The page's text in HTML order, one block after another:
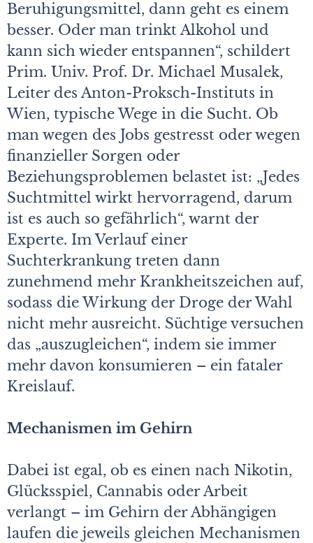
Beruhigungsmittel, dann geht es einem
besser. Oder man trinkt Alkohol und
kann sich wieder entspannen“, schildert
Prim. Univ. Prof. Dr. Michael Musalek,
Leiter des Anton-Proksch-Instituts in
Wien, typische Wege in die Sucht. Ob
man wegen des Jobs gestresst oder wegen
finanzieller Sorgen oder
Beziehungsproblemen belastet ist: „Jedes
Suchtmittel wirkt hervorragend, darum
ist es auch so gefährlich“, warnt der
Experte. Im Verlauf einer
Suchterkrankung treten dann
zunehmend mehr Krankheitszeichen auf,
sodass die Wirkung der Droge der Wahl
nicht mehr ausreicht. Süchtige versuchen
das „auszugleichen“, indem sie immer
mehr davon konsumieren – ein fataler
Kreislauf.
Mechanismen im Gehirn
Dabei ist egal, ob es einen nach Nikotin,
Glücksspiel, Cannabis oder Arbeit
verlangt – im Gehirn der Abhängigen
laufen die jeweils gleichen Mechanismen